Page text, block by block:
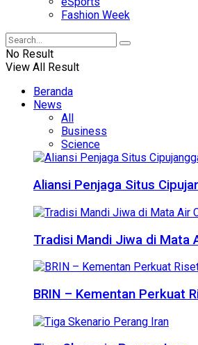
Fashion Week
No Result
View All Result
Beranda
News
All
Business
Science
Aliansi Penjaga Situs
Tradisi Mandi Jiwa di Mata
BRIN – Kementan Perkuat